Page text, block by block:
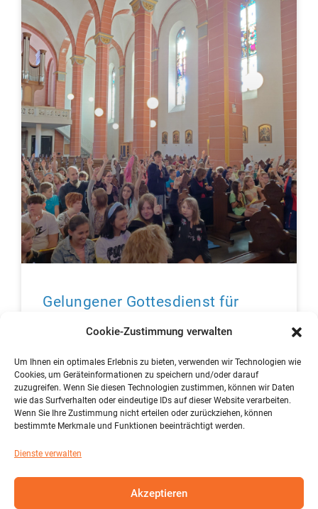
Cookie-Zustimmung verwalten
Um Ihnen ein optimales Erlebnis zu bieten, verwenden wir Technologien wie
Cookies, um Geräteinformationen zu speichern und/oder darauf
zuzugreifen. Wenn Sie diesen Technologien zustimmen, können wir Daten
wie das Surfverhalten oder eindeutige IDs auf dieser Website verarbeiten.
Wenn Sie Ihre Zustimmung nicht erteilen oder zurückziehen, können
bestimmte Merkmale und Funktionen beeinträchtigt werden.
Dienste verwalten
Akzeptieren
Gelungener Gottesdienst für
unsere neuen 5.Klässler „Du bist
ein Teil von uns“ (Fotos: E.
Krechel)
mehr lesen »
« vorher 1
13
14 15 16 17 18 19 20 21 22 23
24
30 31 32